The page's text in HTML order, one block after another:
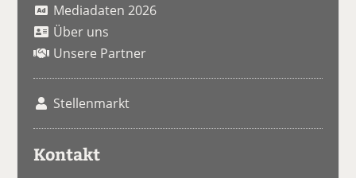
Mediadaten 2026
Über uns
Unsere Partner
Stellenmarkt
Kontakt